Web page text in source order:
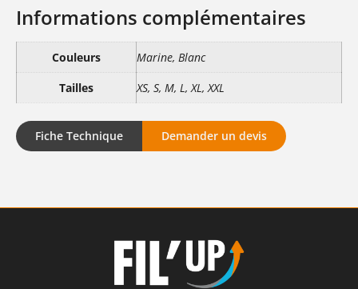
Informations complémentaires
Couleurs
Marine, Blanc
Tailles
XS, S, M, L, XL, XXL
Fiche Technique Demander un devis